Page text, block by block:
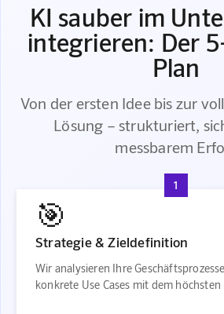
KI sauber im
integrieren: Der
Plan
Von der ersten Idee bis zur
Lösung – strukturiert,
messbarem
1
🎯
Strategie & Zieldefinition
Wir analysieren Ihre
konkrete Use Cases mit dem